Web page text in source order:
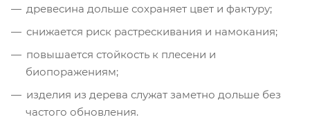
древесина дольше сохраняет цвет и фактуру;
снижается риск растрескивания и намокания;
повышается стойкость к плесени и
биопоражениям;
изделия из дерева служат заметно дольше без
частого обновления.